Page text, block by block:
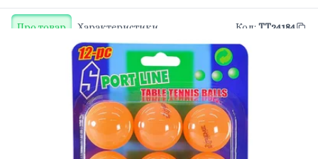
Про товар Характеристики Код: TT24184